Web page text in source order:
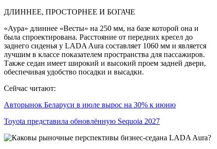
ДЛИННЕЕ, ПРОСТОРНЕЕ И БОГАЧЕ
«Аура» длиннее «Весты» на 250 мм, на базе которой она и
была спроектирована. Расстояние от передних кресел до
заднего сиденья у LADA Aura составляет 1060 мм и является
лучшим в классе показателем пространства для пассажиров.
Также седан имеет широкий и высокий проем задней двери,
обеспечивая удобство посадки и высадки.
Сейчас читают:
Авторынок Беларуси в июле вырос на 30% к июню
Toyota представила обновлённую Sequoia 2027